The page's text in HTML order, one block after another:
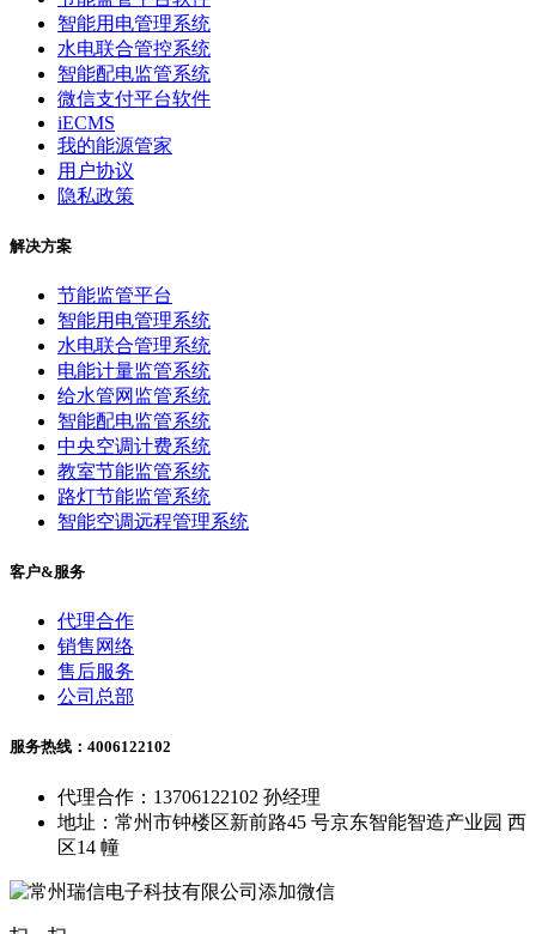
智能用电管理系统
水电联合管控系统
智能配电监管系统
微信支付平台软件
iECMS
我的能源管家
用户协议
隐私政策
解决方案
节能监管平台
智能用电管理系统
水电联合管理系统
电能计量监管系统
给水管网监管系统
智能配电监管系统
中央空调计费系统
教室节能监管系统
路灯节能监管系统
智能空调远程管理系统
客户&服务
代理合作
销售网络
售后服务
公司总部
服务热线：4006122102
代理合作：13706122102 孙经理
地址：常州市钟楼区新前路45 号京东智能智造产业园 西
区14 幢